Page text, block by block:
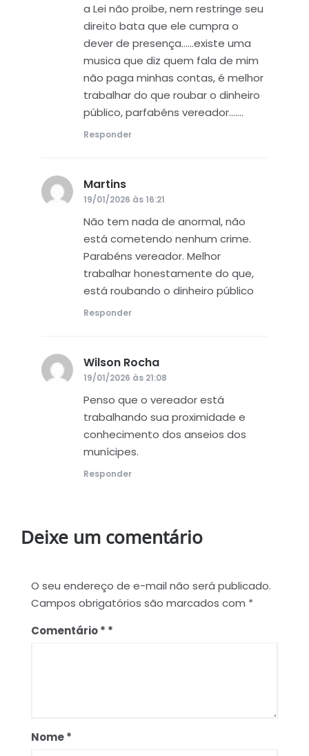
a Lei não proibe, nem restringe seu
direito bata que ele cumpra o
dever de presença……existe uma
musica que diz quem fala de mim
não paga minhas contas, é melhor
trabalhar do que roubar o dinheiro
público, parfabéns vereador…….
Responder
Martins
19/01/2026 às 16:21
Não tem nada de anormal, não
está cometendo nenhum crime.
Parabéns vereador. Melhor
trabalhar honestamente do que,
está roubando o dinheiro público
Responder
Wilson Rocha
19/01/2026 às 21:08
Penso que o vereador está
trabalhando sua proximidade e
conhecimento dos anseios dos
munícipes.
Responder
Deixe um comentário
O seu endereço de e-mail não será publicado.
Campos obrigatórios são marcados com *
Comentário*
Nome*